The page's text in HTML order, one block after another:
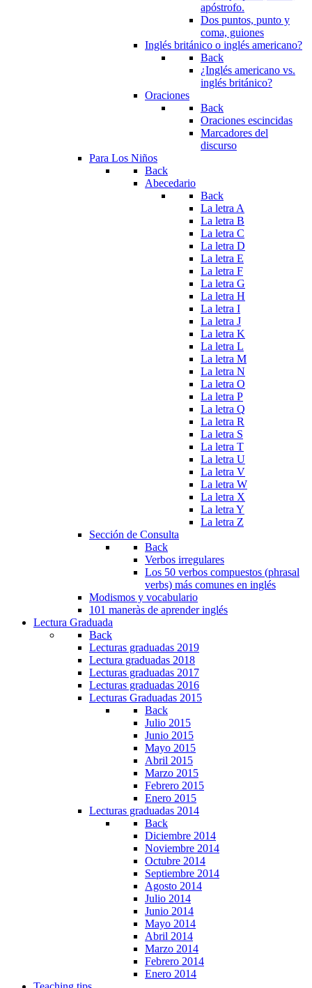
apóstrofo.
Dos puntos, punto y
coma, guiones
Inglés británico o inglés americano?
Back
¿Inglés americano vs.
inglés británico?
Oraciones
Back
Oraciones escincidas
Marcadores del
discurso
Para Los Niños
Back
Abecedario
Back
La letra A
La letra B
La letra C
La letra D
La letra E
La letra F
La letra G
La letra H
La letra I
La letra J
La letra K
La letra L
La letra M
La letra N
La letra O
La letra P
La letra Q
La letra R
La letra S
La letra T
La letra U
La letra V
La letra W
La letra X
La letra Y
La letra Z
Sección de Consulta
Back
Verbos irregulares
Los 50 verbos compuestos (phrasal
verbs) más comunes en inglés
Modismos y vocabulario
101 maneràs de aprender inglés
Lectura Graduada
Back
Lecturas graduadas 2019
Lectura graduadas 2018
Lecturas graduadas 2017
Lecturas graduadas 2016
Lecturas Graduadas 2015
Back
Julio 2015
Junio 2015
Mayo 2015
Abril 2015
Marzo 2015
Febrero 2015
Enero 2015
Lecturas graduadas 2014
Back
Diciembre 2014
Noviembre 2014
Octubre 2014
Septiembre 2014
Agosto 2014
Julio 2014
Junio 2014
Mayo 2014
Abril 2014
Marzo 2014
Febrero 2014
Enero 2014